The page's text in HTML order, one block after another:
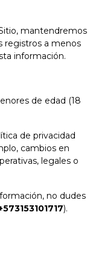
mantendremos
registros a menos
información.
de edad (18
de privacidad
cambios en
legales o
no dudes
).